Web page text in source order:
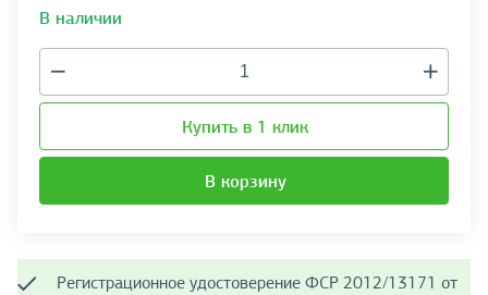
В наличии
Купить в 1 клик
В корзину
Регистрационное удостоверение ФСР 2012/13171 от